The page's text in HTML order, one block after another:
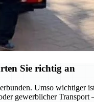
Sie richtig an
Umso wichtiger
gewerblicher